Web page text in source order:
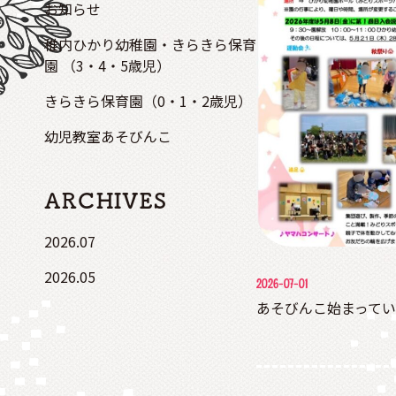
2026-07-01
あそびんこ始まって
お知らせ
稚内ひかり幼稚園・きらきら保育
園 （3・4・5歳児）
きらきら保育園（0・1・2歳児）
幼児教室あそびんこ
ARCHIVES
2026.07
2026.05